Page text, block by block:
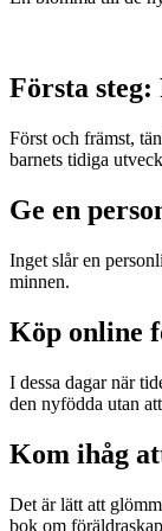
Första steg:
Först och främst,
barnets tidiga
Ge en
Inget slår en
minnen.
Köp online
I dessa dagar när
den nyfödda utan
Kom ihåg
Det är lätt att
bok om